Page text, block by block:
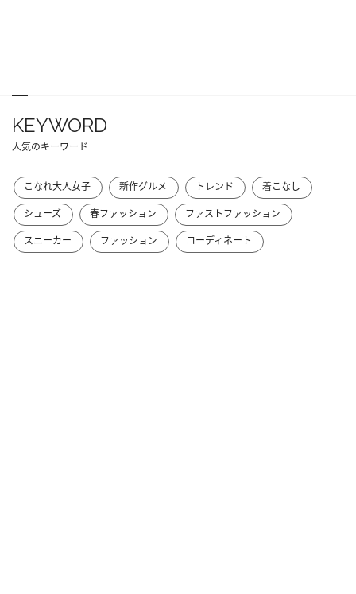
KEYWORD
人気のキーワード
こなれ大人女子 新作グルメ トレンド
着こなし
シューズ
春ファッション
ファストファッション
スニーカー
ファッション コーディネート